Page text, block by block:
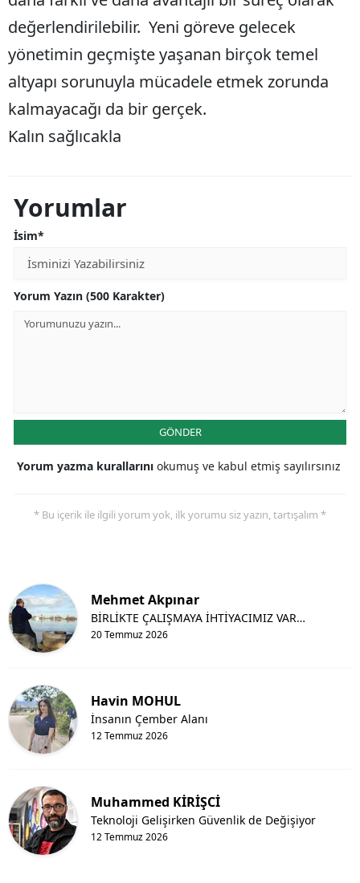
değerlendirilebilir. Yeni göreve gelecek
yönetimin geçmişte yaşanan birçok temel
altyapı sorunuyla mücadele etmek zorunda
kalmayacağı da bir gerçek.
Kalın sağlıcakla
Yorumlar
İsim*
Yorum Yazın (500 Karakter)
GÖNDER
Yorum yazma kurallarını okumuş ve kabul etmiş sayılırsınız
* Bu içerik ile ilgili yorum yok, ilk yorumu siz yazın, tartışalım *
Mehmet Akpınar
20 Temmuz 2026
BİRLİKTE ÇALIŞMAYA İHTİYACIMIZ VAR…
Havin MOHUL
12 Temmuz 2026
İnsanın Çember Alanı
Muhammed KİRİŞCİ
12 Temmuz 2026
Teknoloji Gelişirken Güvenlik de Değişiyor